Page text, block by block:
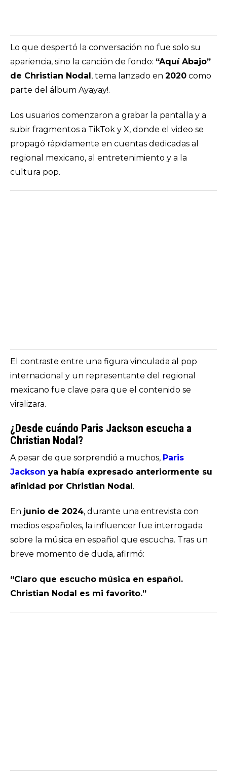
Lo que despertó la conversación no fue solo su
apariencia, sino la canción de fondo: “Aquí Abajo”
de Christian Nodal, tema lanzado en 2020 como
parte del álbum Ayayay!.
Los usuarios comenzaron a grabar la pantalla y a
subir fragmentos a TikTok y X, donde el video se
propagó rápidamente en cuentas dedicadas al
regional mexicano, al entretenimiento y a la
cultura pop.
El contraste entre una figura vinculada al pop
internacional y un representante del regional
mexicano fue clave para que el contenido se
viralizara.
¿Desde cuándo Paris Jackson escucha a
Christian Nodal?
A pesar de que sorprendió a muchos, Paris
Jackson ya había expresado anteriormente su
afinidad por Christian Nodal.
En junio de 2024, durante una entrevista con
medios españoles, la influencer fue interrogada
sobre la música en español que escucha. Tras un
breve momento de duda, afirmó:
“Claro que escucho música en español.
Christian Nodal es mi favorito.”